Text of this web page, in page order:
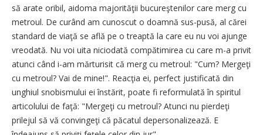
să arate oribil, aidoma majorităţii bucureştenilor care merg cu
metroul. De curând am cunoscut o doamnă sus-pusă, al cărei
standard de viaţă se află pe o treaptă la care eu nu voi ajunge
vreodată. Nu voi uita niciodată compătimirea cu care m-a privit
atunci când i-am mărturisit că merg cu metroul: "Cum? Mergeţi
cu metroul? Vai de mine!". Reacţia ei, perfect justificată din
unghiul snobismului ei înstărit, poate fi reformulată în spiritul
articolului de faţă: "Mergeţi cu metroul? Atunci nu pierdeţi
prilejul să vă convingeţi că păcatul depersonalizează. E